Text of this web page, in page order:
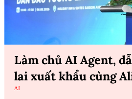
Làm chủ AI Agent,
lai xuất khẩu cùng
AI